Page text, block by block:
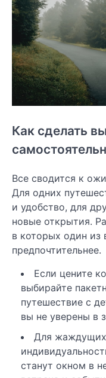
Как сделать
Все сводится к
Для одних
и удобство, для
новые открытия.
в которых один из
предпочтительнее.
Если цените
выбирайте
путешествие с
вы не уверены в
Для
станут окном в